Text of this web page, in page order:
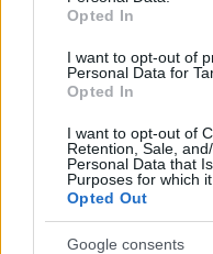
Opted In
I want to opt-out of
Personal Data for
Opted In
I want to opt-out of
Retention, Sale,
Personal Data that
Purposes for which
Opted Out
Google consents
ομάδες Ντεσπορτίβο
Τον Ιανουάριο του
Σαλερνιτάνα της
υπέγραψε στην
περισσότερες από
και κατέκτησε το
2023-24.